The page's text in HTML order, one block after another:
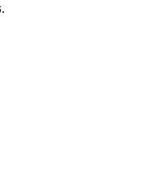
نحن لا نستخدم كوكيز التسويق أو الإعلان.